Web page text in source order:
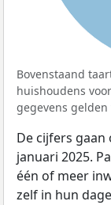
Bovenstaand
huishoudens
gegevens gelden
De cijfers
januari 2025.
één of meer
zelf in hun